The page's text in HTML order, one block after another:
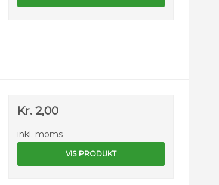
Kr. 2,00
inkl. moms
VIS PRODUKT